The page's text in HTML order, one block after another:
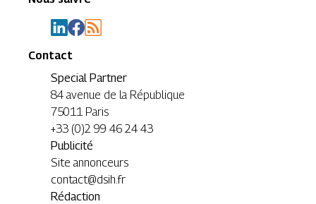
Contact
Special Partner
84 avenue de la République
75011 Paris
+33 (0)2 99 46 24 43
Publicité
Site annonceurs
contact@dsih.fr
Rédaction